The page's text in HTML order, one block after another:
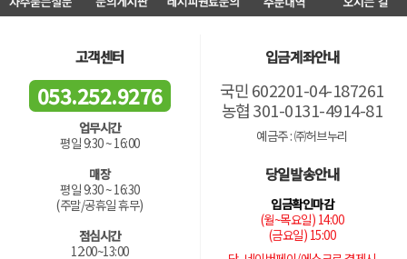
고객센터
053.252.9276
업무시간
평일 9:30 ~ 16:00
매장
평일 9:30 ~ 16:30
(주말/공휴일 휴무)
점심시간
12:00~13:00
입금계좌안내
국민 602201-04-187261
농협 301-0131-4914-81
예금주 : ㈜허브누리
당일발송안내
입금확인마감
(월~목요일) 14:00
(금요일) 15:00